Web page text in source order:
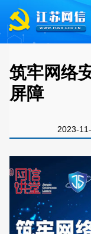
筑牢网络
屏障
2023-